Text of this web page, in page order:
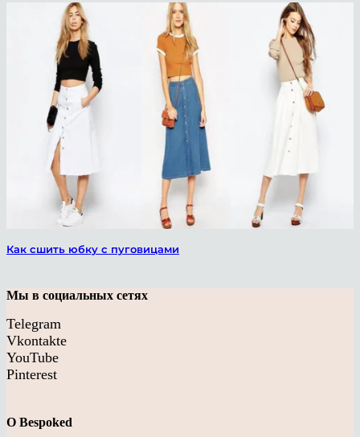
Как сшить юбку с пуговицами
Мы в социальных сетях
Telegram
Vkontakte
YouTube
Pinterest
О Bespoked
Свяжитесь с нами через любой удобный
мессенджер!
Telegram
VK